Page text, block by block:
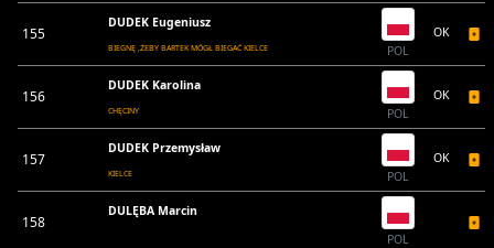
155
DUDEK Eugeniusz
BIEGNĘ ,ŻEBY BARTEK MÓGŁ BIEGAĆ KIELCE POL
OK
156
DUDEK Karolina
CHĘCINY POL
OK
157
DUDEK Przemysław
KIELCE POL
OK
158
DULĘBA Marcin
POL